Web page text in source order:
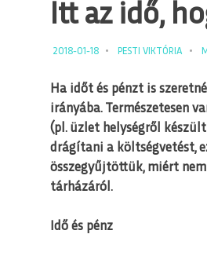
Itt az idő,
2018-01-18 PESTI VIKTÓRIA
Ha időt és pénzt is
irányába. Természetesen
(pl. üzlet helységről készült
drágítani a költségvetést,
összegyűjtöttük, miért
tárházáról.
Idő és pénz